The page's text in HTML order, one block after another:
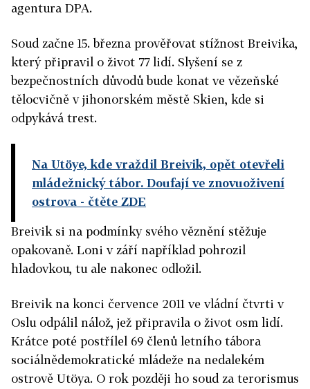
agentura DPA.
Soud začne 15. března prověřovat stížnost Breivika,
který připravil o život 77 lidí. Slyšení se z
bezpečnostních důvodů bude konat ve vězeňské
tělocvičně v jihonorském městě Skien, kde si
odpykává trest.
Na Utöye, kde vraždil Breivik, opět otevřeli
mládežnický tábor. Doufají ve znovuoživení
ostrova - čtěte ZDE
Breivik si na podmínky svého věznění stěžuje
opakovaně. Loni v září například pohrozil
hladovkou, tu ale nakonec odložil.
Breivik na konci července 2011 ve vládní čtvrti v
Oslu odpálil nálož, jež připravila o život osm lidí.
Krátce poté postřílel 69 členů letního tábora
sociálnědemokratické mládeže na nedalekém
ostrově Utöya. O rok později ho soud za terorismus